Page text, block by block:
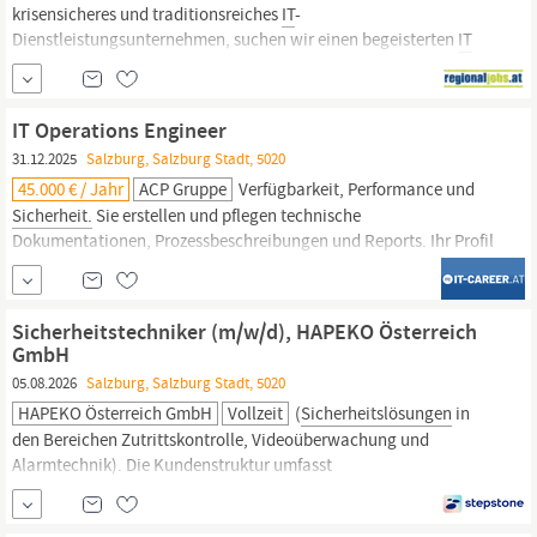
krisensicheres und traditionsreiches IT-
Dienstleistungsunternehmen, suchen wir einen begeisterten IT
Support Engineer (m/w/d).
StandortSalzburg,
Arbeitszeit 38.5 Stunden/Woche Ihr
Support-Anfragen via Ticketsystem und TelefonSchulung der
Anwender in denITSystemen
IT Operations Engineer
31.12.2025 Salzburg, Salzburg Stadt, 5020
45.000 € / Jahr ACP Gruppe Verfügbarkeit, Performance und
Sicherheit. Sie erstellen und pflegen technische
Dokumentationen, Prozessbeschreibungen und Reports. Ihr Profil
Sie begeistern sich für aktuelle
‑Infrastrukturen, arbeiten
proaktiv und bringen hohe Lernbereitschaft mit. Sie erkennen
technische Probleme schnell, analysieren diese strukturiert und
Sicherheitstechniker (m/w/d), HAPEKO Österreich
GmbH
05.08.2026 Salzburg, Salzburg Stadt, 5020
HAPEKO Österreich GmbH Vollzeit (Sicherheitslösungen in
den Bereichen Zutrittskontrolle, Videoüberwachung und
Alarmtechnik). Die Kundenstruktur umfasst
Industrieunternehmen, Gesundheitseinrichtungen, öffentliche
Auftraggeber sowie auch Bildungseinrichtungen. Für den